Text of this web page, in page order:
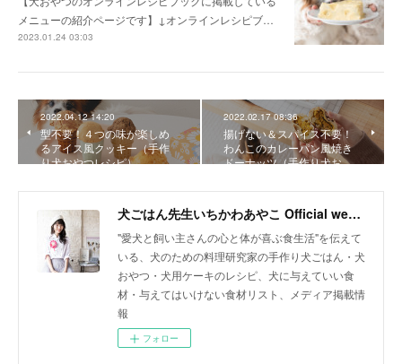
メニューの紹介ページです】↓オンラインレシピブ…
2023.01.24 03:03
2022.04.12 14:20
型不要！４つの味が楽しめ
るアイス風クッキー（手作
り犬おやつレシピ）
2022.02.17 08:36
揚げない＆スパイス不要！
わんこのカレーパン風焼き
ドーナッツ（手作り犬お…
犬ごはん先生いちかわあやこ Official web site
"愛犬と飼い主さんの心と体が喜ぶ食生活"を伝えて
いる、犬のための料理研究家の手作り犬ごはん・犬
おやつ・犬用ケーキのレシピ、犬に与えていい食
材・与えてはいけない食材リスト、メディア掲載情
報
フォロー